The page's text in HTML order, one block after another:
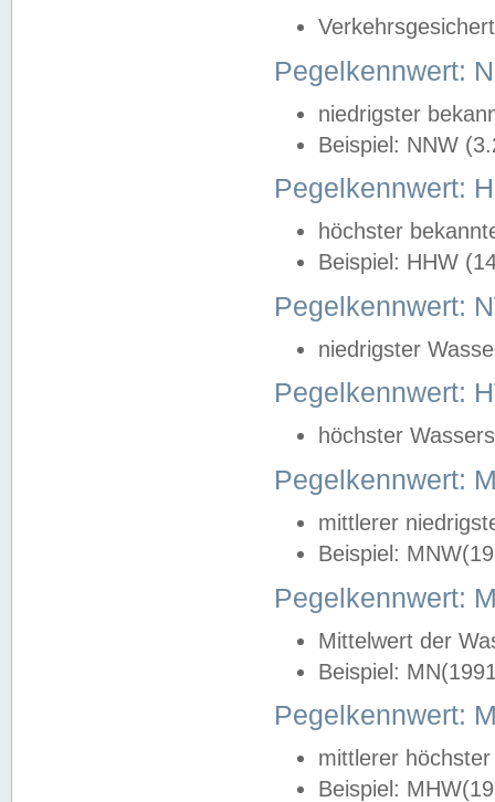
Pegelkennwert:
niedrigster
Beispiel: NNW
Pegelkennwert:
höchster
Beispiel: HHW
Pegelkennwert:
niedrigster
Pegelkennwert:
höchster
Pegelkennwert:
mittlerer
Beispiel:
Pegelkennwert:
Mittelwert der
Beispiel:
Pegelkennwert:
mittlerer
Beispiel: